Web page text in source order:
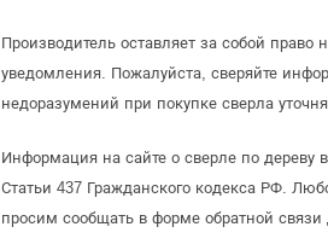
Производитель оставляет за собой
уведомления. Пожалуйста, сверяйте
недоразумений при покупке сверла
Информация на сайте о сверле по дереву
Статьи 437 Гражданского кодекса РФ.
просим сообщать в форме обратной